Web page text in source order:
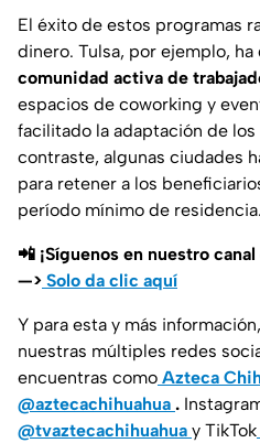
El éxito de estos programas
dinero. Tulsa, por ejemplo, ha
comunidad activa de
espacios de coworking y
facilitado la adaptación de
contraste, algunas ciudades
para retener a los
período mínimo de residencia.
📲 ¡Síguenos en nuestro
—> Solo da clic aquí
Y para esta y más
nuestras múltiples redes
encuentras como Azteca
@aztecachihuahua .
@tvaztecachihuahua y TikTok